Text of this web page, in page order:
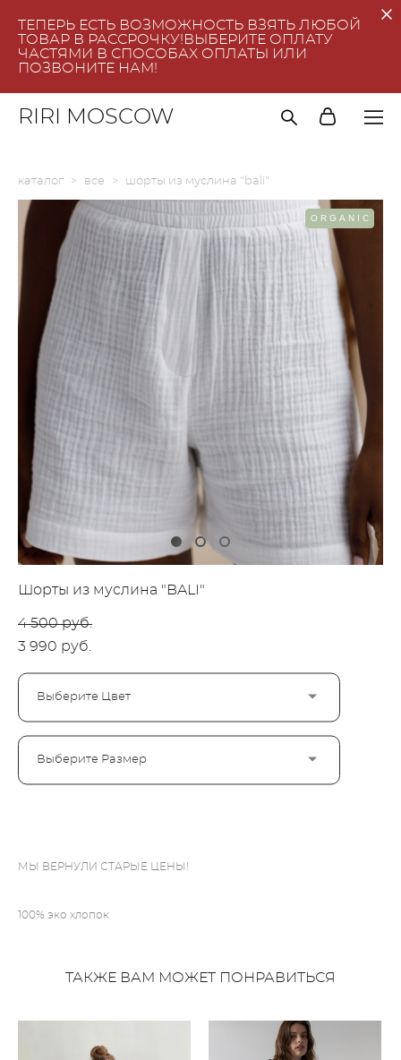
ТЕПЕРЬ ЕСТЬ ВОЗМОЖНОСТЬ ВЗЯТЬ ЛЮБОЙ
ТОВАР В РАССРОЧКУ!ВЫБЕРИТЕ ОПЛАТУ
ЧАСТЯМИ В СПОСОБАХ ОПЛАТЫ ИЛИ
ПОЗВОНИТЕ НАМ!
RIRI MOSCOW
каталог > все > шорты из муслина "bali"
ORGANIC
Шорты из муслина "BALI"
4 500 pуб.
3 990 pуб.
Выберите Цвет
Выберите Размер
МЫ ВЕРНУЛИ СТАРЫЕ ЦЕНЫ!
100% эко хлопок
ТАКЖЕ ВАМ МОЖЕТ ПОНРАВИТЬСЯ